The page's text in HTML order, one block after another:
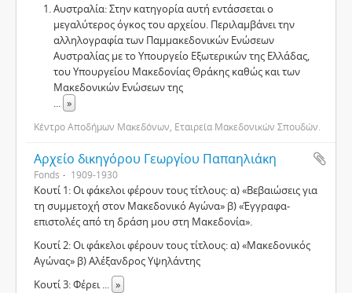
Αυστραλία: Στην κατηγορία αυτή εντάσσεται ο
μεγαλύτερος όγκος του αρχείου. Περιλαμβάνει την
αλληλογραφία των Παμμακεδονικών Ενώσεων
Αυστραλίας με το Υπουργείο Εξωτερικών της Ελλάδας,
του Υπουργείου Μακεδονίας Θράκης καθώς και των
Μακεδονικών Ενώσεων της
... »
Κέντρο Αποδήμων Μακεδόνων, Εταιρεία Μακεδονικών Σπουδών.
Αρχείο δικηγόρου Γεωργίου Παπαηλιάκη
Fonds 1909-1930
Κουτί 1: Οι φάκελοι φέρουν τους τίτλους: α) «Βεβαιώσεις για
τη συμμετοχή στον Μακεδονικό Αγώνα» β) «Έγγραφα-
επιστολές από τη δράση μου στη Μακεδονία».
Κουτί 2: Οι φάκελοι φέρουν τους τίτλους: α) «Μακεδονικός
Αγώνας» β) Αλέξανδρος Υψηλάντης
Κουτί 3: Φέρει... »